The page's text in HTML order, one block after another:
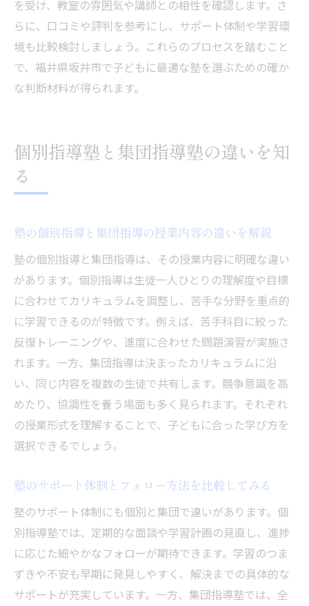
理
個別指導塾のデメリットと対策方法を紹介
集団指導塾のメリットを最大限活かすポイ
ント
ト分析
塾の費用感や選び方のヒントを伝授
塾でよくある費用項目とその特徴を解説
コストパフォーマンスの良い塾選びの基準
塾の授業料だけでなくサポートも重視しよ
う
塾選びで無理なく続けられる費用計画を立
てる
効率的な塾利用で学力アップにつなげる工
夫
最適な塾を見つけるための実践的アドバイス
塾選びで迷わないための情報収集のコツ
塾の学習成果を上げるための家庭での工夫
塾選択後に後悔しないための見極めポイン
ト
塾との相性を確認する面談や質問の活用法
子どもの学力向上を支える塾選びのまとめ
を受け、教室の雰囲気や講師との相性を確認します。さ
らに、口コミや評判を参考にし、サポート体制や学習環
境も比較検討しましょう。これらのプロセスを踏むこと
で、福井県坂井市で子どもに最適な塾を選ぶための確か
な判断材料が得られます。
個別指導塾と集団指導塾の違いを知
る
塾の個別指導と集団指導の授業内容の違いを解説
塾の個別指導と集団指導は、その授業内容に明確な違い
があります。個別指導は生徒一人ひとりの理解度や目標
に合わせてカリキュラムを調整し、苦手な分野を重点的
に学習できるのが特徴です。例えば、苦手科目に絞った
反復トレーニングや、進度に合わせた問題演習が実施さ
れます。一方、集団指導は決まったカリキュラムに沿
い、同じ内容を複数の生徒で共有します。競争意識を高
めたり、協調性を養う場面も多く見られます。それぞれ
の授業形式を理解することで、子どもに合った学び方を
選択できるでしょう。
塾のサポート体制とフォロー方法を比較してみる
塾のサポート体制にも個別と集団で違いがあります。個
別指導塾では、定期的な面談や学習計画の見直し、進捗
に応じた細やかなフォローが期待できます。学習のつま
ずきや不安も早期に発見しやすく、解決までの具体的な
サポートが充実しています。一方、集団指導塾では、全